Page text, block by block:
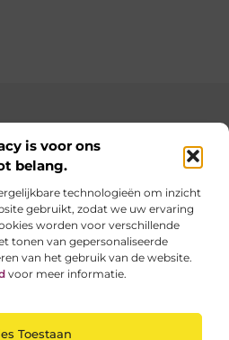
is voor ons
belang.
technologieën om inzicht
gebruikt, zodat we uw ervaring
worden voor verschillende
tonen van gepersonaliseerde
van het gebruik van de website.
voor meer informatie.
Toestaan
je elke dag iets nieuws
en waardevolle tips voor een
internetgebruik.